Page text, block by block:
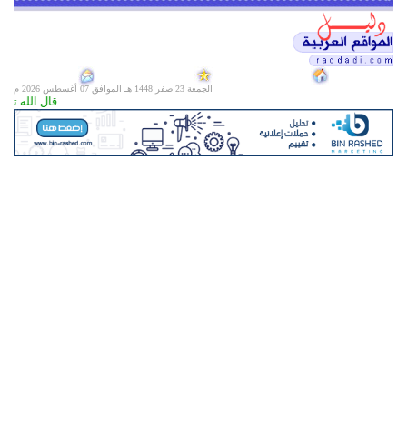
الجمعة 23 صفر 1448 هـ الموافق
قال الله